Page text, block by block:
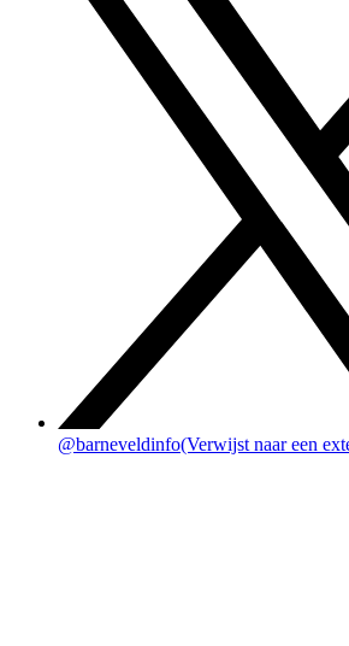
@barneveldinfo(Verwijst naar een